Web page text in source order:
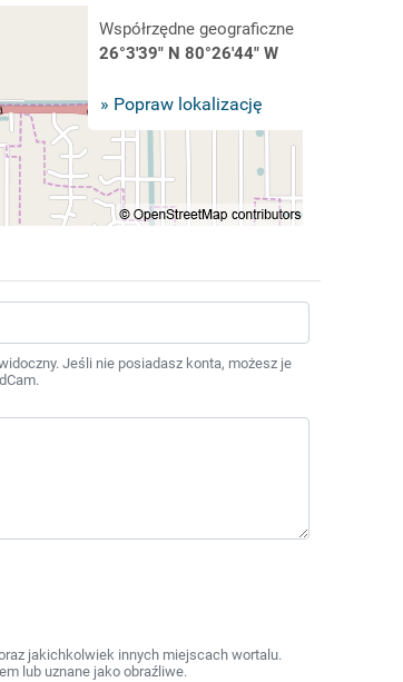
Współrzędne geograficzne
26°3'39" N 80°26'44" W
» Popraw lokalizację
Jeśli nie posiadasz konta, możesz je
jakichkolwiek innych miejscach wortalu.
lub uznane jako obraźliwe.